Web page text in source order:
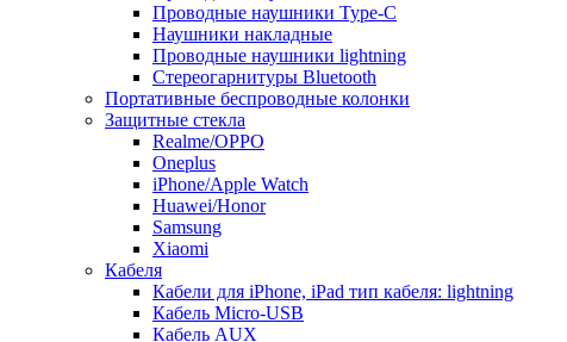
Проводные наушники Type-C
Наушники накладные
Проводные наушники lightning
Стереогарнитуры Bluetooth
Портативные беспроводные колонки
Защитные стекла
Realme/OPPO
Oneplus
iPhone/Apple Watch
Huawei/Honor
Samsung
Xiaomi
Кабеля
Кабели для iPhone, iPad тип кабеля: lightning
Кабель Micro-USB
Кабель AUX